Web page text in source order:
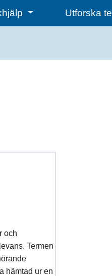
Utforska
och
Termen
hämtad ur en